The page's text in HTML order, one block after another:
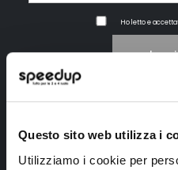
Questo sito web utilizza i
Utilizziamo i cookie per
Ho letto e
Segui